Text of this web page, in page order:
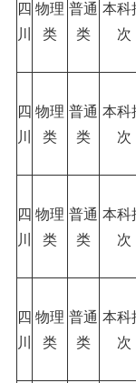
四
川
物理
类
普通
类
本科
次
四
川
物理
类
普通
类
本科
次
四
川
物理
类
普通
类
本科
次
四
川
物理
类
普通
类
本科
次